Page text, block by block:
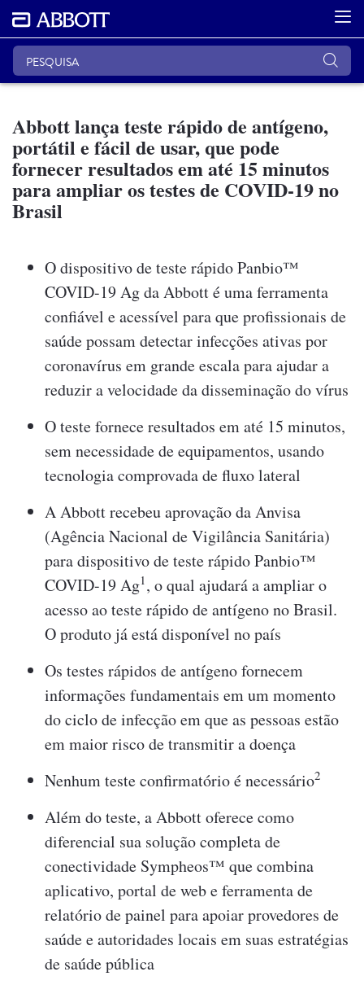
Abbott lança teste rápido de antígeno,
portátil e fácil de usar, que pode
fornecer resultados em até 15 minutos
para ampliar os testes de COVID-19 no
Brasil
O dispositivo de teste rápido Panbio™
COVID-19 Ag da Abbott é uma ferramenta
confiável e acessível para que profissionais de
saúde possam detectar infecções ativas por
coronavírus em grande escala para ajudar a
reduzir a velocidade da disseminação do vírus
O teste fornece resultados em até 15 minutos,
sem necessidade de equipamentos, usando
tecnologia comprovada de fluxo lateral
A Abbott recebeu aprovação da Anvisa
(Agência Nacional de Vigilância Sanitária)
para dispositivo de teste rápido Panbio™
COVID-19 Ag1, o qual ajudará a ampliar o
acesso ao teste rápido de antígeno no Brasil.
O produto já está disponível no país
Os testes rápidos de antígeno fornecem
informações fundamentais em um momento
do ciclo de infecção em que as pessoas estão
em maior risco de transmitir a doença
Nenhum teste confirmatório é necessário2
Além do teste, a Abbott oferece como
diferencial sua solução completa de
conectividade Sympheos™ que combina
aplicativo, portal de web e ferramenta de
relatório de painel para apoiar provedores de
saúde e autoridades locais em suas estratégias
de saúde pública